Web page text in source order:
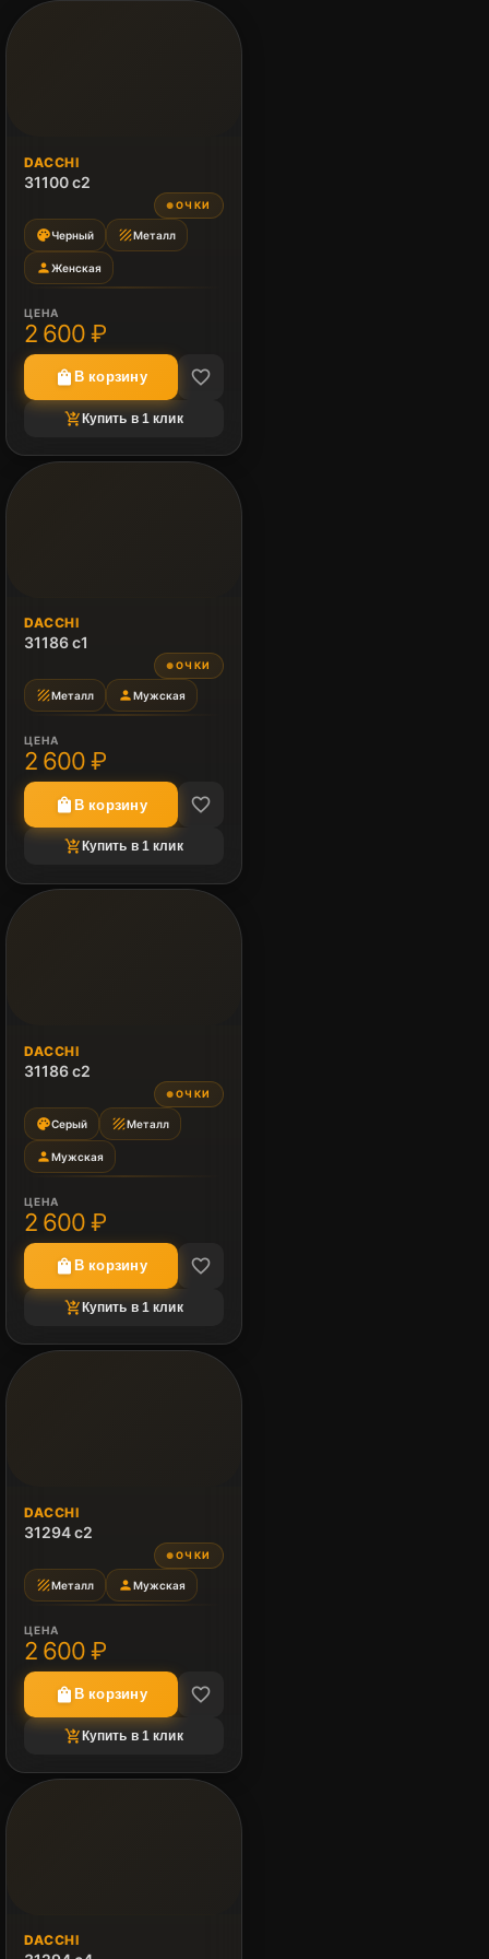
DACCHI
31100 c2
● ОЧКИ
paletteЧерный textureМеталл
personЖенская
ЦЕНА
2 600 ₽
shopping_bag В корзину favorite_border
shopping_cart_checkoutКупить в 1 клик
DACCHI
31186 c1
● ОЧКИ
textureМеталл personМужская
ЦЕНА
2 600 ₽
shopping_bag В корзину favorite_border
shopping_cart_checkout Купить в 1 клик
DACCHI
31186 c2
● ОЧКИ
paletteСерый textureМеталл
personМужская
ЦЕНА
2 600 ₽
shopping_bag В корзину favorite_border
shopping_cart_checkoutКупить в 1 клик
DACCHI
31294 c2
● ОЧКИ
textureМеталл personМужская
ЦЕНА
2 600 ₽
shopping_bag В корзину favorite_border
shopping_cart_checkoutКупить в 1 клик
DACCHI